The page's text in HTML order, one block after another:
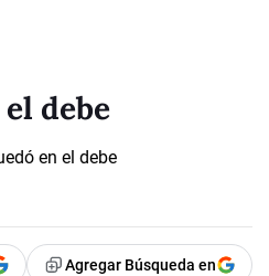
debe
Agregar Búsqueda en